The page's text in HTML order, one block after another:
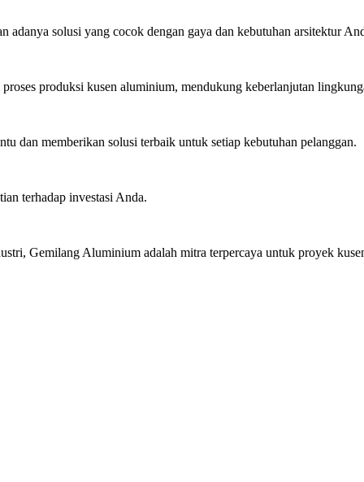
solusi yang cocok dengan gaya dan kebutuhan arsitektur
produksi kusen aluminium, mendukung keberlanjutan
dan memberikan solusi terbaik untuk setiap kebutuhan pelanggan.
terhadap investasi Anda.
Gemilang Aluminium adalah mitra terpercaya untuk proyek